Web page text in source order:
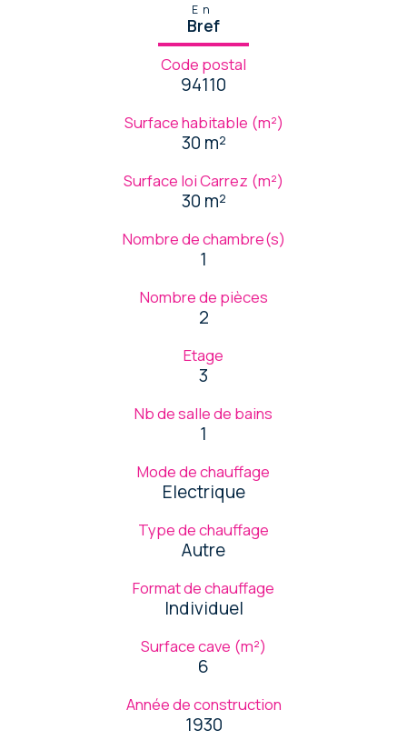
En
Bref
Code postal
94110
Surface habitable (m²)
30 m²
Surface loi Carrez (m²)
30 m²
Nombre de chambre(s)
1
Nombre de pièces
2
Etage
3
Nb de salle de bains
1
Mode de chauffage
Electrique
Type de chauffage
Autre
Format de chauffage
Individuel
Surface cave (m²)
6
Année de construction
1930